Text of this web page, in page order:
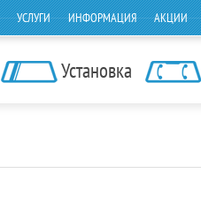
УСЛУГИ ИНФОРМАЦИЯ АКЦИИ
Установка